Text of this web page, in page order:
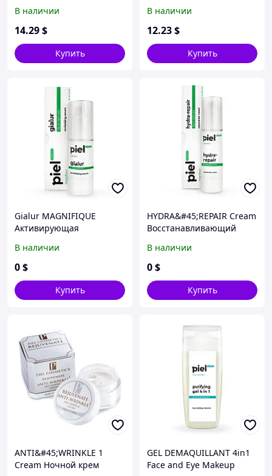
и руками для всех типов
кожи
В наличии
14.29$
Купить
В наличии
12.23$
Купить
Gialur MAGNIFIQUE
Активирующая
кислоты
В наличии
0$
Купить
HYDRA&#45;REPAIR Cream
Восстанавливающий
День&#45;ночь
В наличии
0$
Купить
ANTI&#45;WRINKLE 1
Cream Ночной крем
GEL DEMAQUILLANT 4in1
Face and Eye Makeup